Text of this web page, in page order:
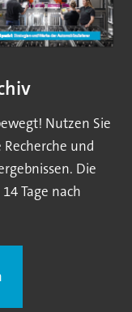
Nutzen Sie
und
Die
Tage nach